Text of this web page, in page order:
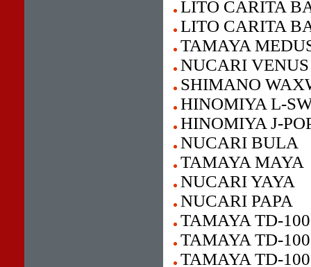
LITO CARITA
LITO CARITA
TAMAYA
NUCARI VENUS
SHIMANO
HINOMIYA L-
HINOMIYA J-
NUCARI BULA
TAMAYA MAYA
NUCARI YAYA
NUCARI PAPA
TAMAYA TD-
TAMAYA TD-
TAMAYA TD-